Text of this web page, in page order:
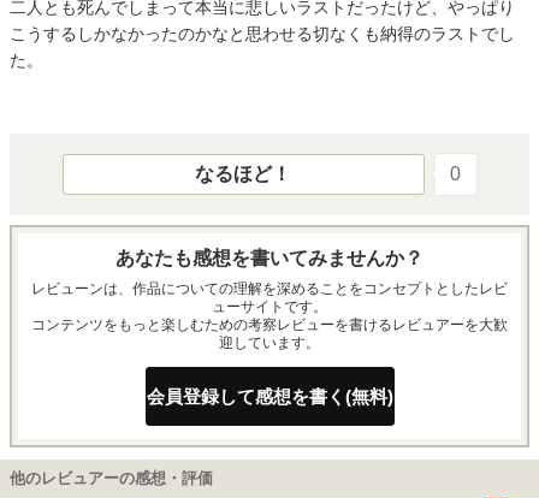
二人とも死んでしまって本当に悲しいラストだったけど、やっぱり
こうするしかなかったのかなと思わせる切なくも納得のラストでし
た。
なるほど！ 0
あなたも感想を書いてみませんか？
レビューンは、作品についての理解を深めることをコンセプトとしたレビ
ューサイトです。
コンテンツをもっと楽しむための考察レビューを書けるレビュアーを大歓
迎しています。
会員登録して感想を書く(無料)
他のレビュアーの感想・評価